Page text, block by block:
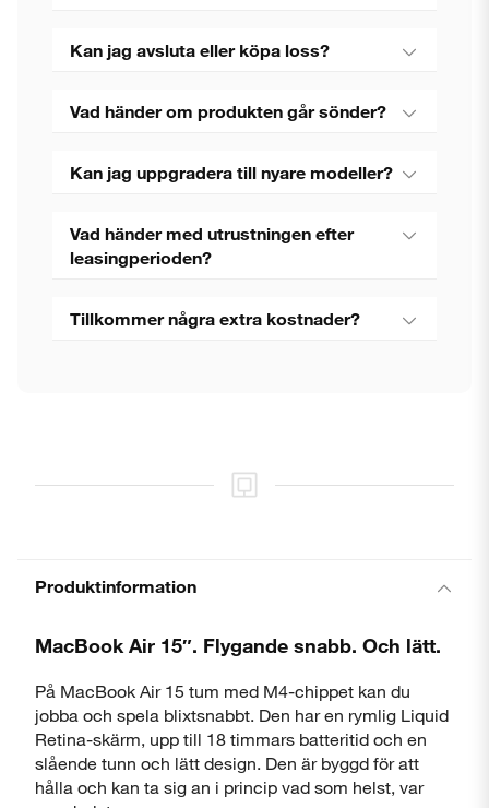
Kan jag avsluta eller köpa loss?
Vad händer om produkten går sönder?
Kan jag uppgradera till nyare modeller?
Vad händer med utrustningen efter
leasingperioden?
Tillkommer några extra kostnader?
Produktinformation
MacBook Air 15″. Flygande snabb. Och lätt.
På MacBook Air 15 tum med M4-chippet kan du
jobba och spela blixtsnabbt. Den har en rymlig Liquid
Retina-skärm, upp till 18 timmars batteritid och en
slående tunn och lätt design. Den är byggd för att
hålla och kan ta sig an i princip vad som helst, var